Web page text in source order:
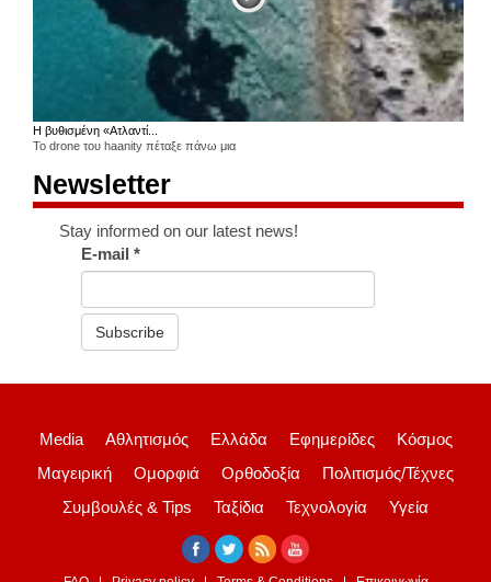
Η βυθισμένη «Ατλαντί...
Το drone του haanity πέταξε πάνω μια
Newsletter
Stay informed on our latest news!
E-mail*
Subscribe
Media Αθλητισμός Ελλάδα Εφημερίδες
Κόσμος
Μαγειρική
Ομορφιά Ορθοδοξία
Πολιτισμός/Τέχνες
Συμβουλές & Tips
Ταξίδια Τεχνολογία Υγεία